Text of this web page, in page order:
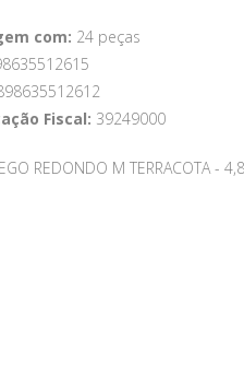
com: 24 peças
Fiscal: 39249000
REDONDO M TERRACOTA -